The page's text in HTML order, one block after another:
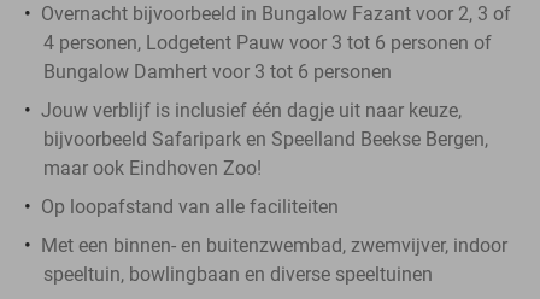
Overnacht bijvoorbeeld in Bungalow Fazant voor 2, 3 of
4 personen, Lodgetent Pauw voor 3 tot 6 personen of
Bungalow Damhert voor 3 tot 6 personen
Jouw verblijf is inclusief één dagje uit naar keuze,
bijvoorbeeld Safaripark en Speelland Beekse Bergen,
maar ook Eindhoven Zoo!
Op loopafstand van alle faciliteiten
Met een binnen- en buitenzwembad, zwemvijver, indoor
speeltuin, bowlingbaan en diverse speeltuinen